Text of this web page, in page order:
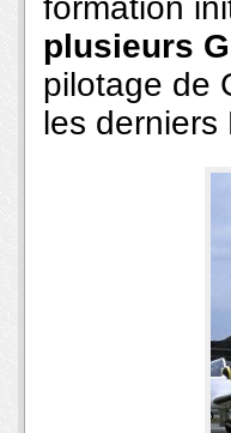
formation
plusieurs
pilotage de
les derniers